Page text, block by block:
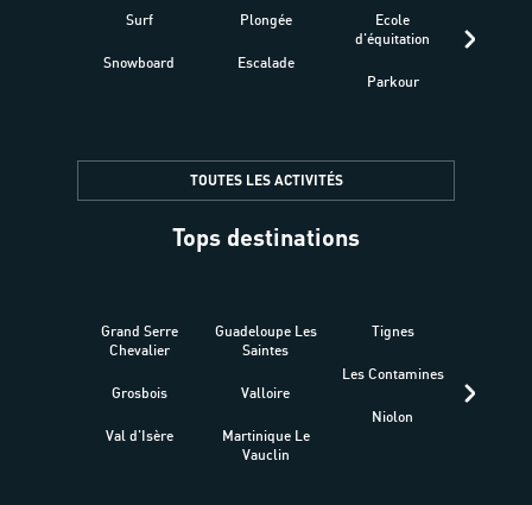
Surf
Snowboard
Plongée
Escalade
Ecole
d'équitation
Parkour
TOUTES LES ACTIVITÉS
Tops destinations
Grand Serre
Chevalier
Grosbois
Val d'Isère
Guadeloupe Les
Saintes
Valloire
Martinique Le
Vauclin
Tignes
Les Contamines
Niolon